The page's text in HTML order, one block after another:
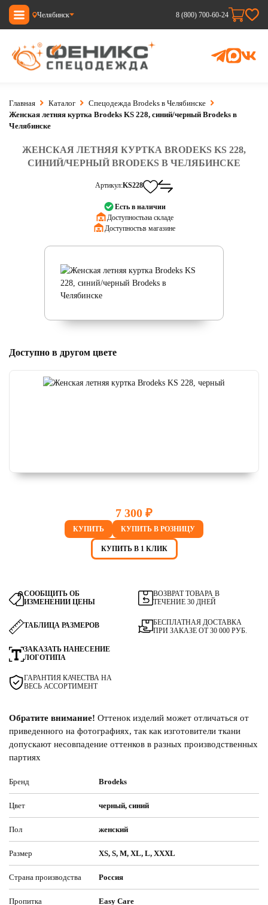
Челябинск 8 (800) 700-60-24
Главная Каталог
Спецодежда Brodeks в Челябинске
Женская летняя куртка Brodeks KS 228, синий/черный Brodeks в
Челябинске
ЖЕНСКАЯ ЛЕТНЯЯ КУРТКА BRODEKS KS 228,
СИНИЙ/ЧЕРНЫЙ BRODEKS В ЧЕЛЯБИНСКЕ
Артикул:KS228
Есть в наличии
Доступность:на складе
Доступность:в магазине
Доступно в другом цвете
7 300 ₽
КУПИТЬ КУПИТЬ В РОЗНИЦУ
КУПИТЬ В 1 КЛИК
СООБЩИТЬ ОБ
ИЗМЕНЕНИИ ЦЕНЫ
ВОЗВРАТ ТОВАРА В
ТЕЧЕНИЕ 30 ДНЕЙ
ТАБЛИЦА РАЗМЕРОВ
ЗАКАЗАТЬ НАНЕСЕНИЕ
ЛОГОТИПА
ГАРАНТИЯ КАЧЕСТВА НА
ВЕСЬ АССОРТИМЕНТ
БЕСПЛАТНАЯ ДОСТАВКА
ПРИ ЗАКАЗЕ ОТ 30 000 РУБ.
Обратите внимание! Оттенок изделий может отличаться от
приведенного на фотографиях, так как изготовители ткани
допускают несовпадение оттенков в разных производственных
партиях
Бренд Brodeks
Цвет черный, синий
Пол женский
Размер XS, S, M, XL, L, XXXL
Страна производства Россия
Пропитка Easy Care